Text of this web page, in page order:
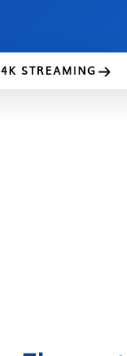
4K STREAMING